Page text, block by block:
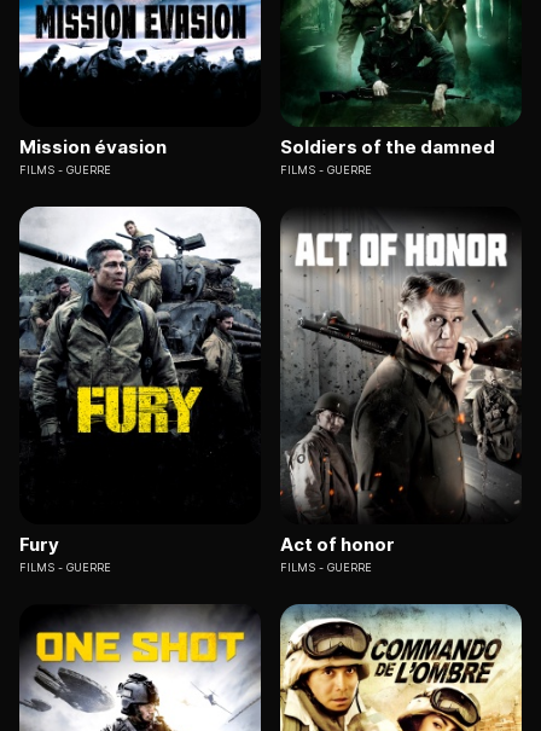
Mission évasion
FILMS GUERRE
Soldiers of the damned
FILMS GUERRE
Fury
FILMS GUERRE
Act of honor
FILMS GUERRE